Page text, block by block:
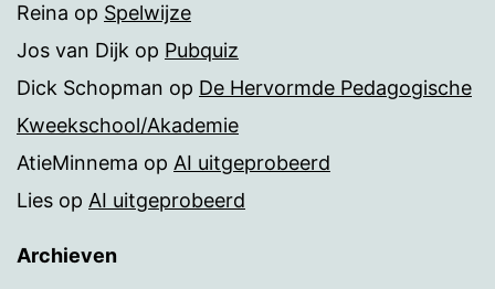
Reina op Spelwijze
Jos van Dijk op Pubquiz
Dick Schopman op De Hervormde Pedagogische
Kweekschool/Akademie
AtieMinnema op AI uitgeprobeerd
Lies op AI uitgeprobeerd
Archieven